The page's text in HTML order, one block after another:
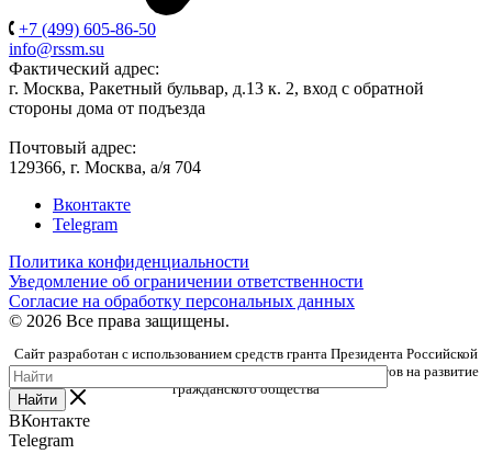
+7 (499) 605-86-50
info@rssm.su
Фактический адрес:
г. Москва, Ракетный бульвар, д.13 к. 2, вход с обратной
стороны дома от подъезда
Почтовый адрес:
129366, г. Москва, а/я 704
Вконтакте
Telegram
Политика конфиденциальности
Уведомление об ограничении ответственности
Согласие на обработку персональных данных
© 2026 Все права защищены.
Сайт разработан с использованием средств гранта Президента Российской
Федерации, предоставленного Фондом президентских грантов на развитие
гражданского общества
Найти
ВКонтакте
Telegram